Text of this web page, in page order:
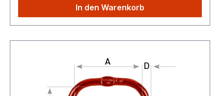
unserem Shop kaufen, Sie zahlen nur einmalig
die höheren Versandkosten.
In den Warenkorb